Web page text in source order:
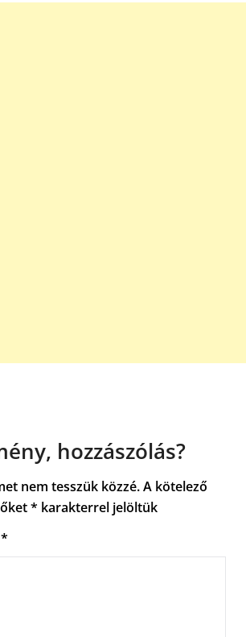
hozzászólás?
nem tesszük közzé. A kötelező
* karakterrel jelöltük
*